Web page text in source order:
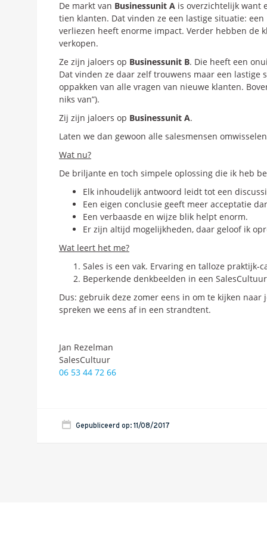
De markt van Businessunit A is overzichtelijk want
tien klanten. Dat vinden ze een lastige situatie: een
verliezen heeft enorme impact. Verder hebben de
verkopen.
Ze zijn jaloers op Businessunit B. Die heeft een
Dat vinden ze daar zelf trouwens maar een
oppakken van alle vragen van nieuwe klanten.
niks van”).
Zij zijn jaloers op Businessunit A.
Laten we dan gewoon alle salesmensen
Wat nu?
De briljante en toch simpele oplossing die ik heb
Elk inhoudelijk antwoord leidt tot een
Een eigen conclusie geeft meer acceptatie
Een verbaasde en wijze blik helpt enorm.
Er zijn altijd mogelijkheden, daar geloof ik
Wat leert het me?
Sales is een vak. Ervaring en talloze
Beperkende denkbeelden in een
Dus: gebruik deze zomer eens in om te kijken
spreken we eens af in een strandtent.
Jan Rezelman
SalesCultuur
06 53 44 72 66
Gepubliceerd op: 11/08/2017